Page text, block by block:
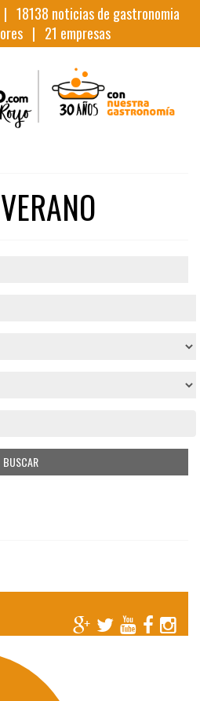
| 18138 noticias de gastronomia
| 21 empresas